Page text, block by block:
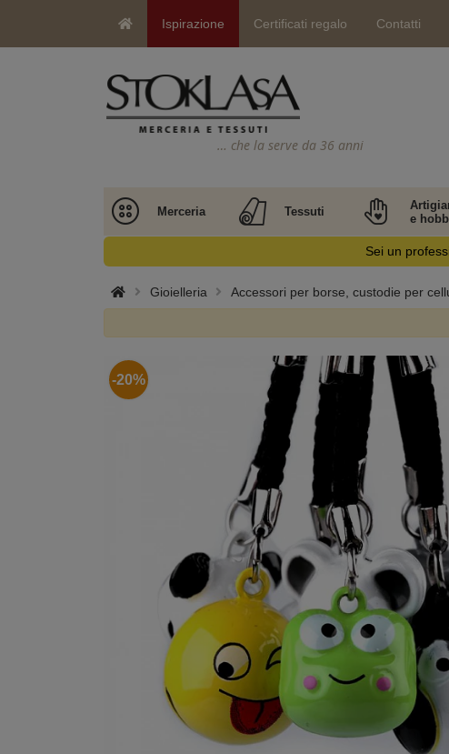
Ispirazione Certificati regalo Contatti
… che la serve da 36 anni
Merceria Tessuti
e
Sei un
Gioielleria Accessori per borse, custodie per
-20%